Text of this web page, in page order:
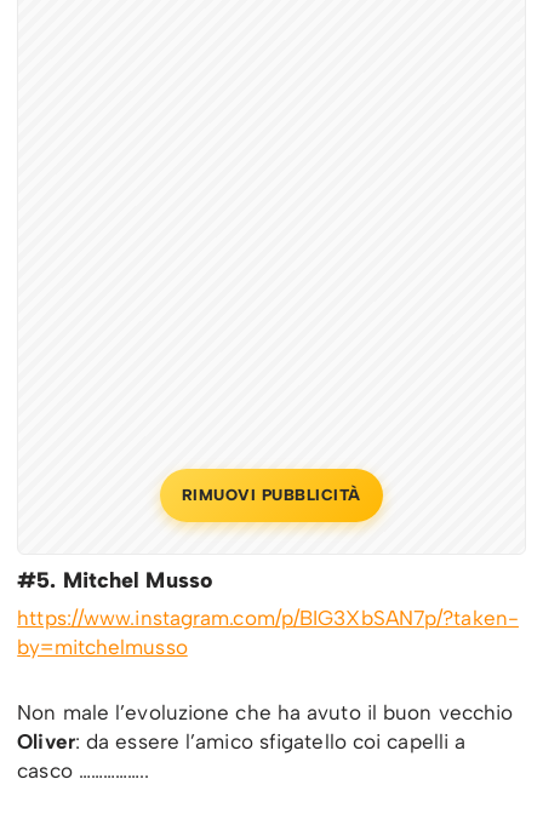
RIMUOVI PUBBLICITÀ
#5. Mitchel Musso
https://www.instagram.com/p/BIG3XbSAN7p/?taken-
by=mitchelmusso
Non male l’evoluzione che ha avuto il buon vecchio
Oliver: da essere l’amico sfigatello coi capelli a
casco ……………..